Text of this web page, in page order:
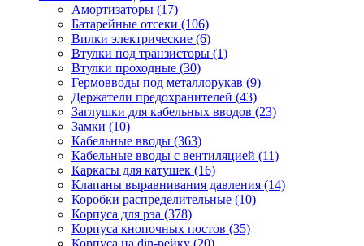
Амортизаторы (17)
Батарейные отсеки (106)
Вилки электрические (6)
Втулки под транзисторы (1)
Втулки проходные (30)
Гермовводы под металлорукав (9)
Держатели предохранителей (43)
Заглушки для кабельных вводов (23)
Замки (10)
Кабельные вводы (363)
Кабельные вводы с вентиляцией (11)
Каркасы для катушек (16)
Клапаны выравнивания давления (14)
Коробки распределительные (10)
Корпуса для рэа (378)
Корпуса кнопочных постов (35)
Корпуса на din-рейку (20)